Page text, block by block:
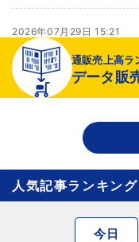
2026年07月29日 15:21
より健全な売り場へ
2026年07月29日 15:20
千趣会が新インナーブラ
通販売上高ラ
データ販
人気記事ランキング
今日